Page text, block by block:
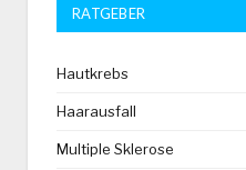
RATGEBER
Hautkrebs
Haarausfall
Multiple Sklerose